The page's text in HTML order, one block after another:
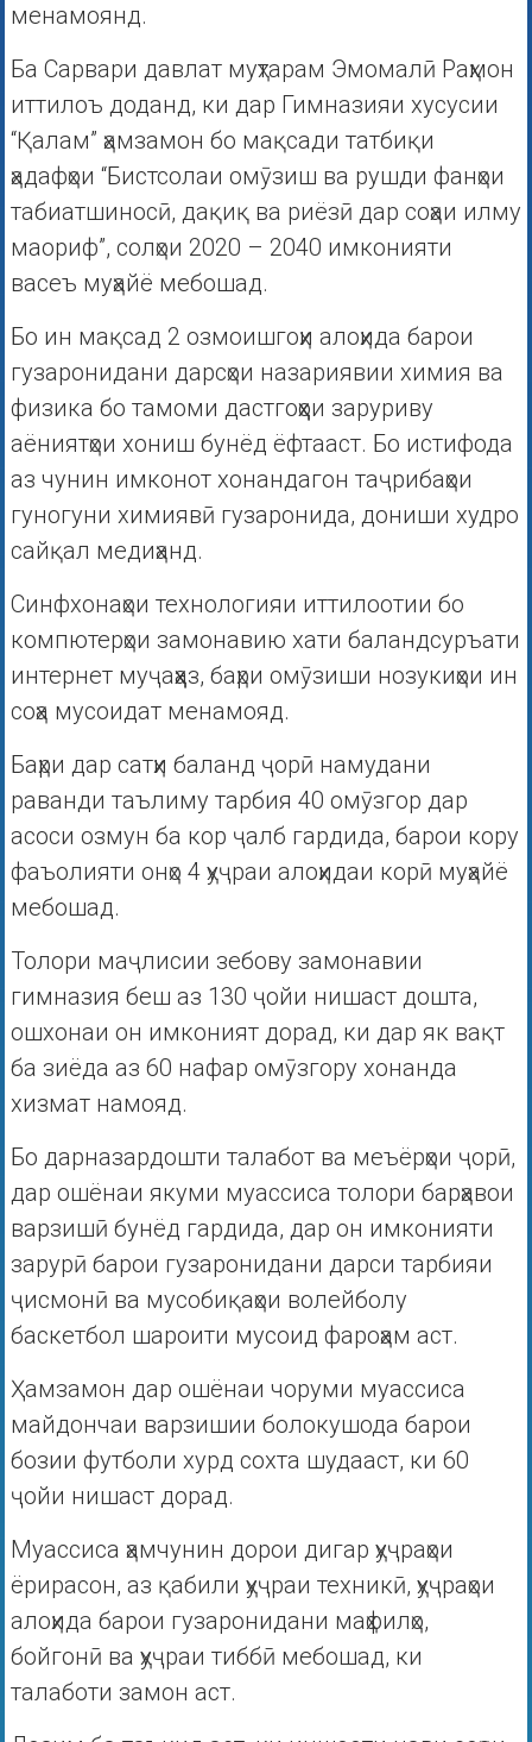
менамоянд.
Ба Сарвари давлат муҳтарам Эмомалӣ Раҳмон
иттилоъ доданд, ки дар Гимназияи хусусии
“Қалам” ҳамзамон бо мақсади татбиқи
ҳадафҳои “Бистсолаи омӯзиш ва рушди фанҳои
табиатшиносӣ, дақиқ ва риёзӣ дар соҳаи илму
маориф”, солҳои 2020 – 2040 имконияти
васеъ муҳайё мебошад.
Бо ин мақсад 2 озмоишгоҳи алоҳида барои
гузаронидани дарсҳои назариявии химия ва
физика бо тамоми дастгоҳҳои заруриву
аёниятҳои хониш бунёд ёфтааст. Бо истифода
аз чунин имконот хонандагон таҷрибаҳои
гуногуни химиявӣ гузаронида, дониши худро
сайқал медиҳанд.
Синфхонаҳои технологияи иттилоотии бо
компютерҳои замонавию хати баландсуръати
интернет муҷаҳҳаз, баҳри омӯзиши нозукиҳои ин
соҳа мусоидат менамояд.
Баҳри дар сатҳи баланд ҷорӣ намудани
раванди таълиму тарбия 40 омӯзгор дар
асоси озмун ба кор ҷалб гардида, барои кору
фаъолияти онҳо 4 ҳуҷраи алоҳидаи корӣ муҳайё
мебошад.
Толори маҷлисии зебову замонавии
гимназия беш аз 130 ҷойи нишаст дошта,
ошхонаи он имконият дорад, ки дар як вақт
ба зиёда аз 60 нафар омӯзгору хонанда
хизмат намояд.
Бо дарназардошти талабот ва меъёрҳои ҷорӣ,
дар ошёнаи якуми муассиса толори барҳавои
варзишӣ бунёд гардида, дар он имконияти
зарурӣ барои гузаронидани дарси тарбияи
ҷисмонӣ ва мусобиқаҳои волейболу
баскетбол шароити мусоид фароҳам аст.
Ҳамзамон дар ошёнаи чоруми муассиса
майдончаи варзишии болокушода барои
бозии футболи хурд сохта шудааст, ки 60
ҷойи нишаст дорад.
Муассиса ҳамчунин дорои дигар ҳуҷраҳои
ёрирасон, аз қабили ҳуҷраи техникӣ, ҳуҷраҳои
алоҳида барои гузаронидани маҳфилҳо,
бойгонӣ ва ҳуҷраи тиббӣ мебошад, ки
талаботи замон аст.